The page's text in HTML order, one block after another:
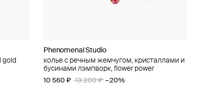
gold
Phenomenal Studio
колье с речным жемчугом, кристаллами и
бусинами лэмпворк, flower power
10 560 ₽ 13 200 ₽ −20%
Kotlo Studio
золотистое колье из бежевого матового
жемчуга майорка с сердцем "роскошное
сердце"
12 800 ₽
бусин
Tannum
колье из разных бусин
10 400 ₽ 13 000 ₽ −20%
при оплате онлайн
Brosway
колье из стали с фианитами desideri
13 400 ₽